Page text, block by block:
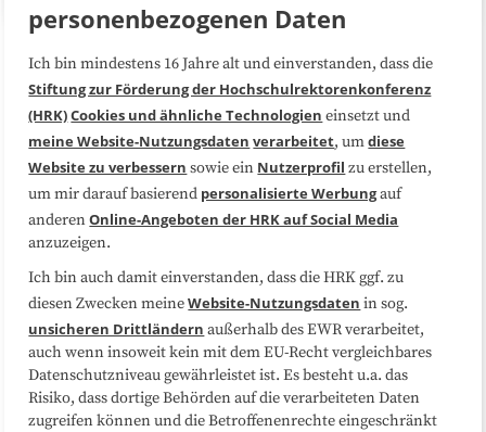
Über uns FAQ
Medienarbeit Kooperationen
Datenschutzerklärung Impressum
Sitemap
Folgen Sie uns
personenbezogenen Daten
Ich bin mindestens 16 Jahre alt und einverstanden, dass die
Stiftung zur Förderung der Hochschulrektorenkonferenz
(HRK)Cookies und ähnliche Technologien einsetzt und
meine Website-Nutzungsdaten verarbeitet, umdiese
Website zu verbessern sowie ein Nutzerprofil zu erstellen,
um mir darauf basierend personalisierte Werbungauf
anderenOnline-Angeboten der HRK auf Social Media
anzuzeigen.
Ich bin auch damit einverstanden, dass die HRK ggf. zu
diesen Zwecken meineWebsite-Nutzungsdaten in sog.
unsicheren Drittländern außerhalb des EWR verarbeitet,
auch wenn insoweit kein mit dem EU-Recht vergleichbares
Datenschutzniveau gewährleistet ist. Es besteht u.a. das
Risiko, dass dortige Behörden auf die verarbeiteten Daten
zugreifen können und die Betroffenenrechte eingeschränkt